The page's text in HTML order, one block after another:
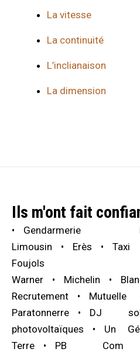
La vitesse
La continuité
L’inclianaison
La dimension
Ils m'ont fait
Limousin
Erès Taxi
Foujols
Warner
Michelin
Recrutement
Mutuelle
Paratonnerre
DJ
photovoltaïques
Un
Terre
PB Com